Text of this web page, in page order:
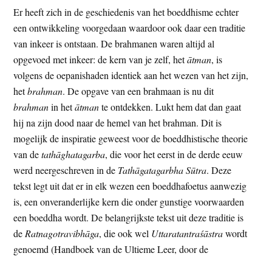
Er heeft zich in de geschiedenis van het boeddhisme echter
een ontwikkeling voorgedaan waardoor ook daar een traditie
van inkeer is ontstaan. De brahmanen waren altijd al
opgevoed met inkeer: de kern van je zelf, hetātman, is
volgens de oepanishaden identiek aan het wezen van het zijn,
hetbrahman. De opgave van een brahmaan is nu dit
brahmanin hetātmante ontdekken. Lukt hem dat dan gaat
hij na zijn dood naar de hemel van het brahman. Dit is
mogelijk de inspiratie geweest voor de boeddhistische theorie
van detathāghatagarba, die voor het eerst in de derde eeuw
werd neergeschreven in de Tathāgatagarbha Sūtra. Deze
tekst legt uit dat er in elk wezen een boeddhafoetus aanwezig
is, een onveranderlijke kern die onder gunstige voorwaarden
een boeddha wordt. De belangrijkste tekst uit deze traditie is
de Ratnagotravibhāga, die ook wel Uttaratantraśāstrawordt
genoemd (Handboek van de Ultieme Leer, door de